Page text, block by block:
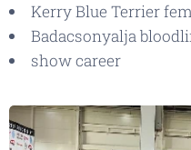
Kerry Blue Terrier
Badacsonyalja
show career